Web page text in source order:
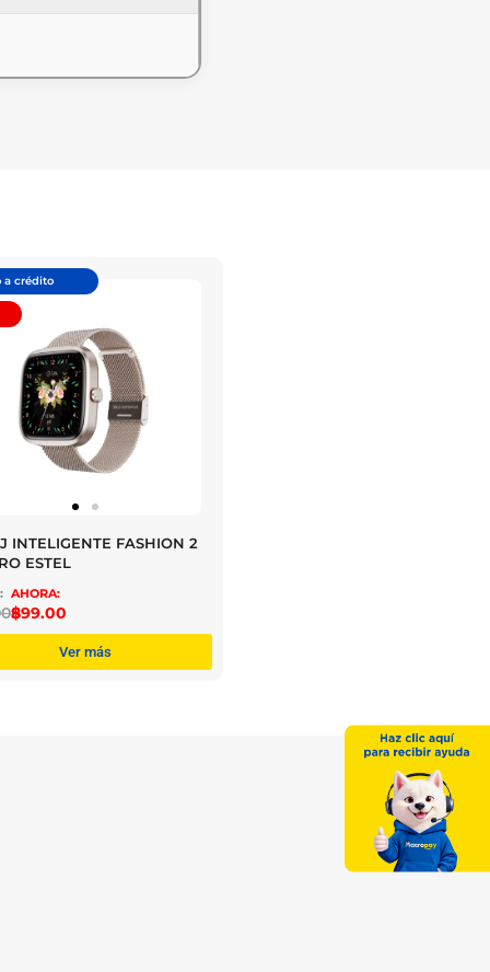
a crédito
INTELIGENTE FASHION 2
ESTEL
$
899.00
Ver más